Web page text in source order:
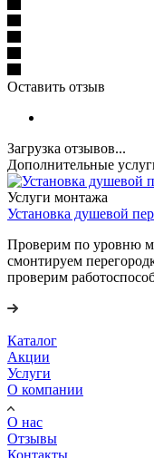
Оставить отзыв
Загрузка отзывов...
Дополнительные
Услуги монтажа
Установка душевой
Проверим по уровню
смонтируем
проверим
Каталог
Акции
Услуги
О компании
О нас
Отзывы
Контакты